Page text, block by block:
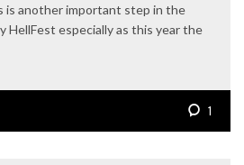
is another important step in the
HellFest especially as this year the
1